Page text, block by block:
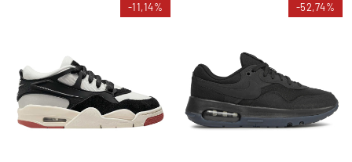
-11,14% -52,74%